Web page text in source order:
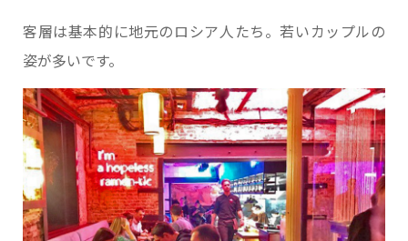
客層は基本的に地元のロシア人たち。若いカップルの
姿が多いです。